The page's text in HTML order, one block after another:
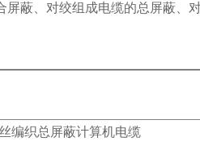
蔽、对绞组成电缆的总屏蔽、
编织总屏蔽计算机电缆